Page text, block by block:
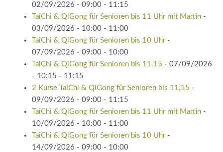
02/09/2026 - 09:00 - 11:15
TaiChi & QiGong für Senioren bis 11 Uhr mit Martin-
03/09/2026 - 10:00 - 11:00
TaiChi & QiGong für Senioren bis 10 Uhr-
07/09/2026 - 09:00 - 10:00
TaiChi & QiGong für Senioren bis 11.15 - 07/09/2026
- 10:15 - 11:15
2 Kurse TaiChi & QiGong für Senioren bis 11.15 -
09/09/2026 - 09:00 - 11:15
TaiChi & QiGong für Senioren bis 11 Uhr mit Martin-
10/09/2026 - 10:00 - 11:00
TaiChi & QiGong für Senioren bis 10 Uhr-
14/09/2026 - 09:00 - 10:00